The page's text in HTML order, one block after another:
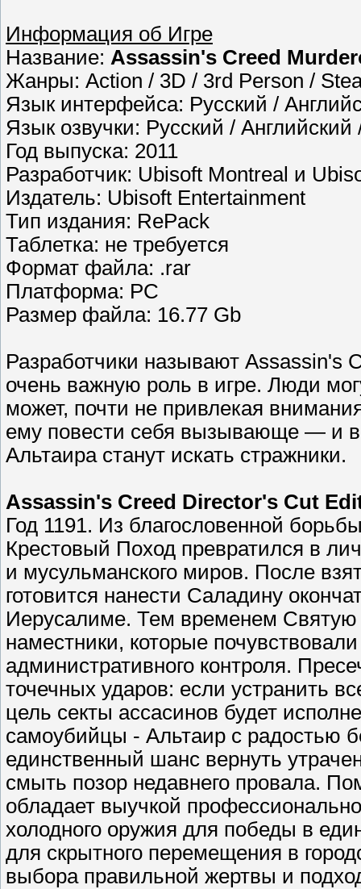
Информация об Игре
Название: Assassin's Creed
Жанры: Action / 3D / 3rd Person /
Язык интерфейса: Русский /
Язык озвучки: Русский / Английский
Год выпуска: 2011
Разработчик: Ubisoft Montreal и
Издатель: Ubisoft Entertainment
Тип издания: RePack
Таблетка: не требуется
Формат файла: .rar
Платформа: PC
Размер файла: 16.77 Gb
Разработчики называют Assassin's
очень важную роль в игре. Люди
может, почти не привлекая
ему повести себя вызывающе — и
Альтаира станут искать стражники.
Assassin's Creed Director's Cut
Год 1191. Из благословенной
Крестовый Поход превратился в
и мусульманского миров. После
готовится нанести Саладину
Иерусалиме. Тем временем
наместники, которые
административного контроля.
точечных ударов: если устранить
цель секты ассасинов будет
самоубийцы - Альтаир с радостью
единственный шанс вернуть
смыть позор недавнего провала.
обладает выучкой
холодного оружия для победы в
для скрытного перемещения в
выбора правильной жертвы и